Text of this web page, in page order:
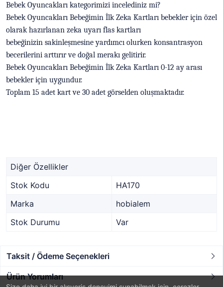
Bebek Oyuncakları kategorimizi incelediniz mi?
Bebek Oyuncakları Bebeğimin İlk Zeka Kartları bebekler için özel
olarak hazırlanan zeka uyarı flas kartları
bebeğinizin sakinleşmesine yardımcı olurken konsantrasyon
becerilerini arttırır ve doğal merakı gelitirir.
Bebek Oyuncakları Bebeğimin İlk Zeka Kartları 0-12 ay arası
bebekler için uygundur.
Toplam 15 adet kart ve 30 adet görselden oluşmaktadır.
Diğer Özellikler
Stok Kodu
HA170
Marka
hobialem
Stok Durumu
Var
Taksit / Ödeme Seçenekleri
Ürün Yorumları